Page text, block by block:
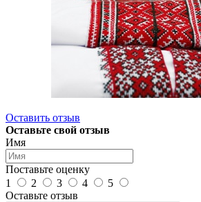
Оставить отзыв
Оставьте свой отзыв
Имя
Поставьте оценку
1
2 3 4
5
Оставьте отзыв